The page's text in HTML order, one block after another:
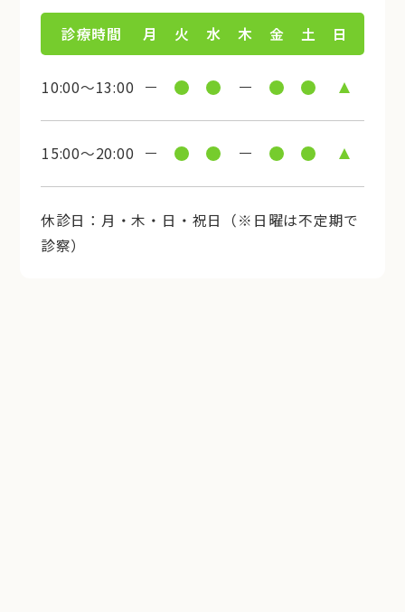
診療時間 月 火 水 木 金 土 日
10:00～13:00
15:00～20:00
休診日：月・木・日・祝日（※日曜は不定期で
診察）